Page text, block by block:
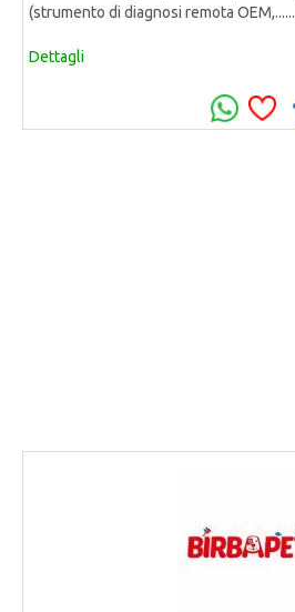
(strumento di diagnosi remota OEM,......
Dettagli